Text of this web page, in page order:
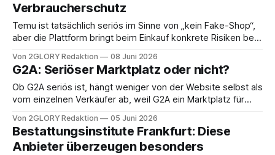
bewusster wahrgenommen wird: Wie kann Technologie so
genutzt werden, dass sie Fokus, Klarheit und persönliches
Verbraucherschutz
Temu ist tatsächlich seriös im Sinne von „kein Fake-Shop“,
aber die Plattform bringt beim Einkauf konkrete Risiken bei
„Ist Temu tatsächlich seriös“ googelt, will meist wissen, ob
Ware ankommt, wie Reklamationen laufen und ob
persönliche Daten in der Temu-App unnötig weit verarbeitet
Von 2GLORY Redaktion 08 Juni 2026
G2A: Seriöser Marktplatz oder nicht?
Ob G2A seriös ist, hängt weniger von der Website selbst als
vom einzelnen Verkäufer ab, weil G2A ein Marktplatz für
Gamer kennen G2A als Schnäppchen-Quelle, zugleich gibt
es wiederkehrende Berichte über deaktivierte Keys und
kostenpflichtige Zusatz-Abos, die beim Checkout leicht
Von 2GLORY Redaktion 05 Juni 2026
Bestattungsinstitute Frankfurt: Diese
Anbieter überzeugen besonders